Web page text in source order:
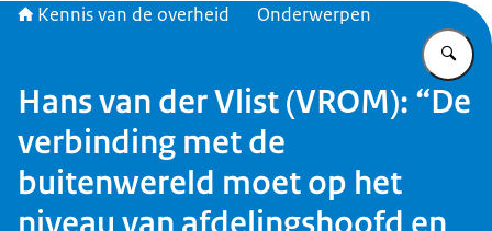
Kennis van de overheid Onderwerpen
Hans van der Vlist (VROM): “De
verbinding met de
buitenwereld moet op het